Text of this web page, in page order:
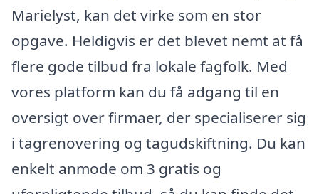
Marielyst, kan det virke som en stor
opgave. Heldigvis er det blevet nemt at få
flere gode tilbud fra lokale fagfolk. Med
vores platform kan du få adgang til en
oversigt over firmaer, der specialiserer sig
i tagrenovering og tagudskiftning. Du kan
enkelt anmode om 3 gratis og